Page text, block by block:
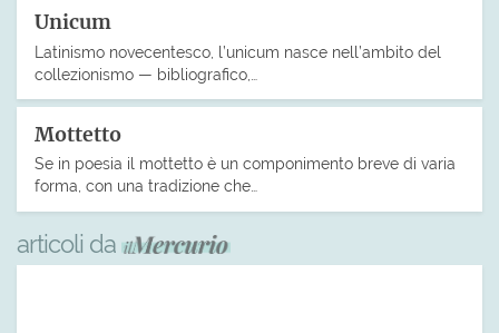
Unicum
Latinismo novecentesco, l’unicum nasce nell’ambito del
collezionismo — bibliografico,…
Mottetto
Se in poesia il mottetto è un componimento breve di varia
forma, con una tradizione che…
articoli da